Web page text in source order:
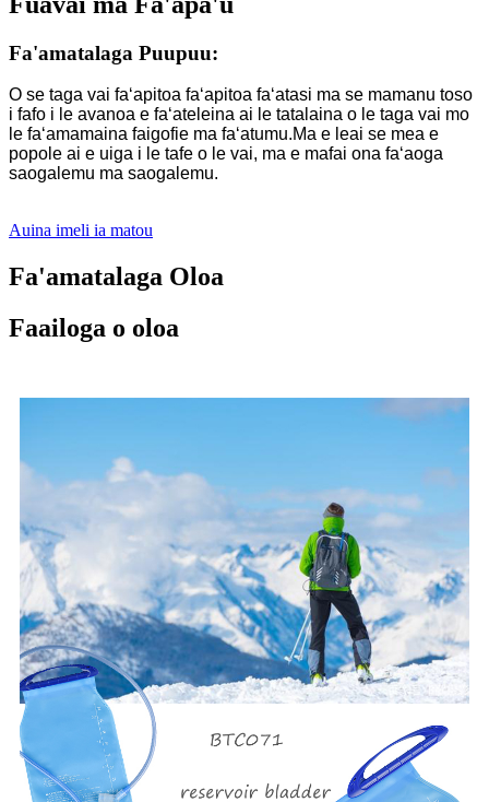
Fa'amatalaga Puupuu:
O se taga vai faʻapitoa faʻapitoa faʻatasi ma se mamanu toso
i fafo i le avanoa e faʻateleina ai le tatalaina o le taga vai mo
le faʻamamaina faigofie ma faʻatumu.Ma e leai se mea e
popole ai e uiga i le tafe o le vai, ma e mafai ona faʻaoga
saogalemu ma saogalemu.
Auina imeli ia matou
Fa'amatalaga Oloa
Faailoga o oloa